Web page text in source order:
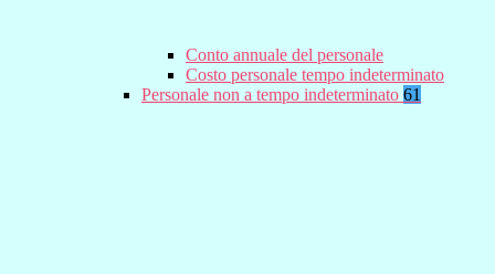
Conto annuale del personale
Costo personale tempo indeterminato
Personale non a tempo indeterminato 61